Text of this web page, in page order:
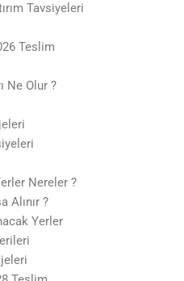
Tavsiyeleri
Teslim
Ne Olur ?
Nereler ?
Alınır ?
Yerler